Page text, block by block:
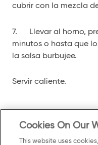
cubrir con la mezcla
7. Llevar al horno,
minutos o hasta que
la salsa burbujee.
Servir caliente.
Cookies On Our
This website uses